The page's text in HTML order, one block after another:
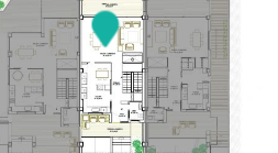
2
277,20 m2